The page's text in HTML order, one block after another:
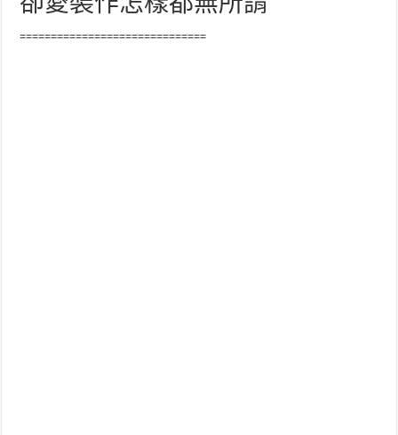
卻愛裝作怎樣都無所謂
==============================